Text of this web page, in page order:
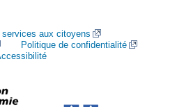
services aux citoyens
Politique de confidentialité